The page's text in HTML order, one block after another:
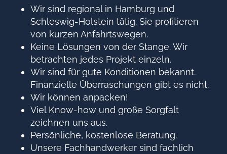
Wir sind regional in Hamburg und
Schleswig-Holstein tätig. Sie profitieren
von kurzen Anfahrtswegen.
Keine Lösungen von der Stange. Wir
betrachten jedes Projekt einzeln.
Wir sind für gute Konditionen bekannt.
Finanzielle Überraschungen gibt es nicht.
Wir können anpacken!
Viel Know-how und große Sorgfalt
zeichnen uns aus.
Persönliche, kostenlose Beratung.
Unsere Fachhandwerker sind fachlich